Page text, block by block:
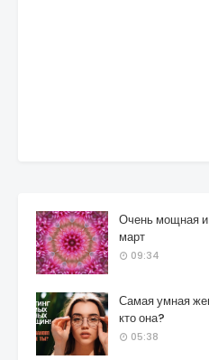
Очень мощная
март
09:34
Самая умная
кто она?
05:38